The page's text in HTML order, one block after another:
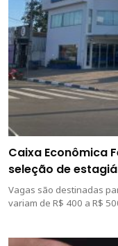
Caixa Econômica
seleção de
Vagas são destinadas
variam de R$ 400 a R$